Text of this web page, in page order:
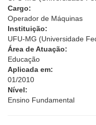
Cargo:
Operador de Máquinas
Instituição:
UFU-MG (Universidade
Área de Atuação:
Educação
Aplicada em:
01/2010
Nível:
Ensino Fundamental